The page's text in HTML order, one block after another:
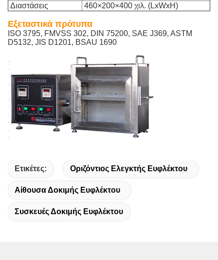
Διαστάσεις
460×200×400 χιλ. (LxWxH)
Εξεταστικά πρότυπα
ISO 3795, FMVSS 302, DIN 75200, SAE J369, ASTM
D5132, JIS D1201, BSAU 1690
Ετικέτες: Οριζόντιος Ελεγκτής Ευφλέκτου
Αίθουσα Δοκιμής Ευφλέκτου
Συσκευές Δοκιμής Ευφλέκτου